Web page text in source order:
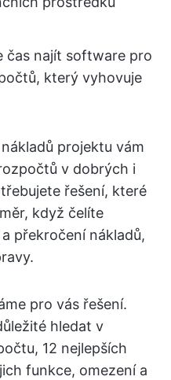
čas najít software pro
který vyhovuje
projektu vám
v dobrých i
řešení, které
když čelíte
překročení nákladů,
pro vás řešení.
hledat v
12 nejlepších
funkce, omezení a